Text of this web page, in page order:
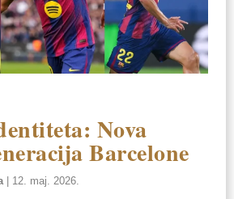
Nova
Barcelone
| 12. maj. 2026.